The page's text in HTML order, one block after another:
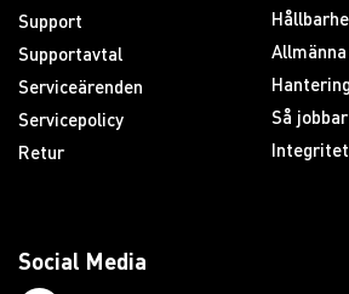
Support
Supportavtal
Serviceärenden
Servicepolicy
Retur
Så
Social Media